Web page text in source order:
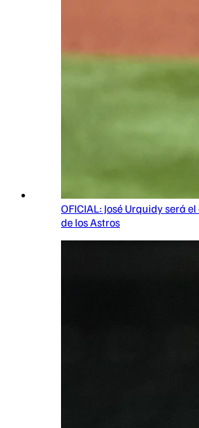
OFICIAL: José Urquidy será
de los Astros